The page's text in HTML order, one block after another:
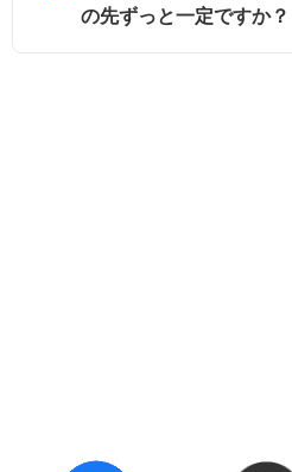
の先ずっと一定ですか？